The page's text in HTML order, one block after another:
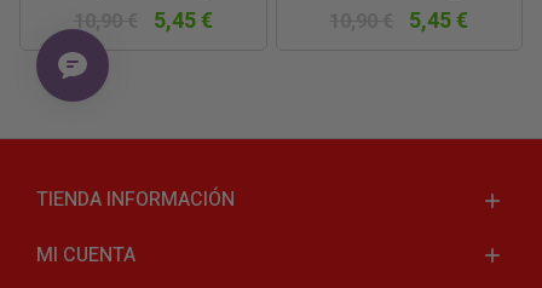
10,90 €
5,45 € 5,45 €
TIENDA INFORMACIÓN
MI CUENTA